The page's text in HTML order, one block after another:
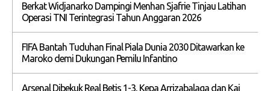
Berkat Widjanarko Dampingi Menhan Sjafrie Tinjau Latihan
Operasi TNI Terintegrasi Tahun Anggaran 2026
FIFA Bantah Tuduhan Final Piala Dunia 2030 Ditawarkan ke
Maroko demi Dukungan Pemilu Infantino
Arsenal Dibekuk Real Betis 1-3, Kepa Arrizabalaga dan Kai